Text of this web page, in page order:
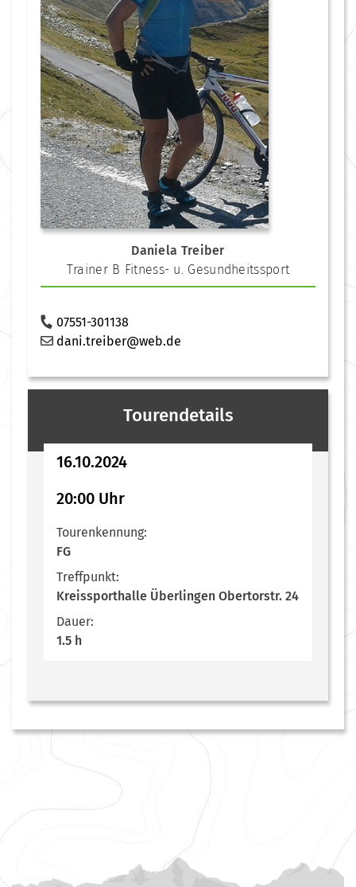
Daniela Treiber
Trainer B Fitness- u. Gesundheitssport
07551-301138
dani.treiber@web.de
Tourendetails
16.10.2024
20:00 Uhr
Tourenkennung:
FG
Treffpunkt:
Kreissporthalle Überlingen Obertorstr. 24
Dauer:
1.5 h